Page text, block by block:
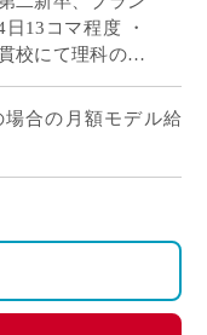
13コマ程度 ・
校にて理科の非
場合の月額モデル給